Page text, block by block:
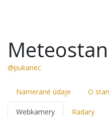
@pukanec
Namerané údaje O
Webkamery Radary